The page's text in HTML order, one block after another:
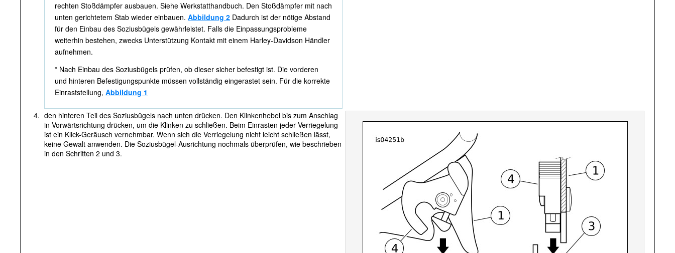
rechten Stoßdämpfer ausbauen. Siehe Werkstatthandbuch. Den Stoßdämpfer mit nach
unten gerichtetem Stab wieder einbauen. Abbildung 2 Dadurch ist der nötige Abstand
für den Einbau des Soziusbügels gewährleistet. Falls die Einpassungsprobleme
weiterhin bestehen, zwecks Unterstützung Kontakt mit einem Harley-Davidson Händler
aufnehmen.
* Nach Einbau des Soziusbügels prüfen, ob dieser sicher befestigt ist. Die vorderen
und hinteren Befestigungspunkte müssen vollständig eingerastet sein. Für die korrekte
Einraststellung, Abbildung 1
4. den hinteren Teil des Soziusbügels nach unten drücken. Den Klinkenhebel bis zum Anschlag
in Vorwärtsrichtung drücken, um die Klinken zu schließen. Beim Einrasten jeder Verriegelung
ist ein Klick-Geräusch vernehmbar. Wenn sich die Verriegelung nicht leicht schließen lässt,
keine Gewalt anwenden. Die Soziusbügel-Ausrichtung nochmals überprüfen, wie beschrieben
in den Schritten 2 und 3.